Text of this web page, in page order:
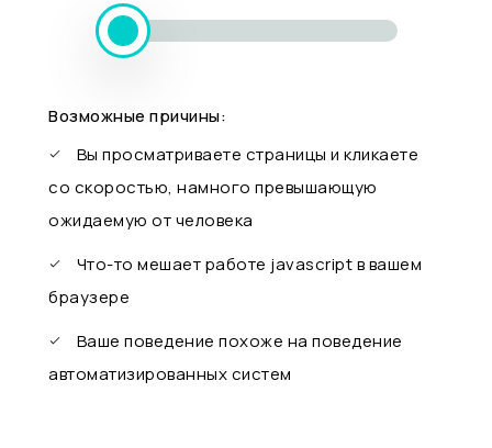
Возможные причины:
Вы просматриваете страницы и кликаете
со скоростью, намного превышающую
ожидаемую от человека
Что-то мешает работе javascript в вашем
браузере
Ваше поведение похоже на поведение
автоматизированных систем